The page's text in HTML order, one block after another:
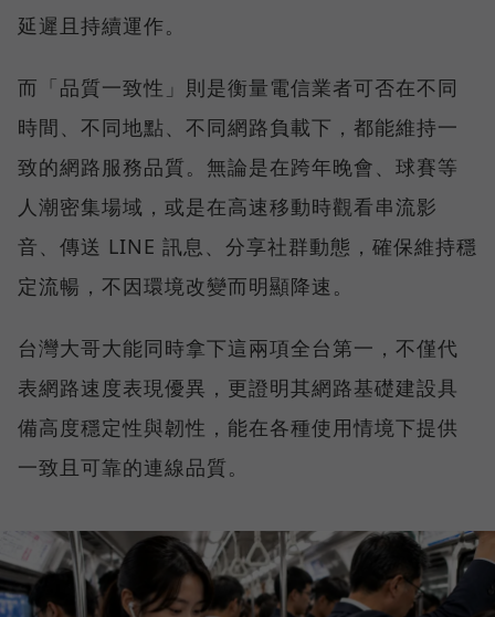
延遲且持續運作。
而「品質一致性」則是衡量電信業者可否在不同
時間、不同地點、不同網路負載下，都能維持一
致的網路服務品質。無論是在跨年晚會、球賽等
人潮密集場域，或是在高速移動時觀看串流影
音、傳送 LINE 訊息、分享社群動態，確保維持穩
定流暢，不因環境改變而明顯降速。
台灣大哥大能同時拿下這兩項全台第一，不僅代
表網路速度表現優異，更證明其網路基礎建設具
備高度穩定性與韌性，能在各種使用情境下提供
一致且可靠的連線品質。